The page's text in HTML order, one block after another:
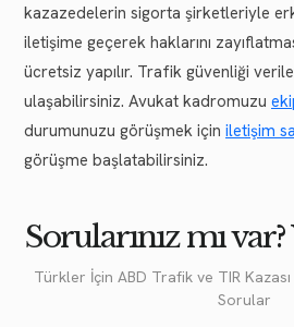
kazazedelerin sigorta şirketleriyle
iletişime geçerek haklarını
ücretsiz yapılır. Trafik güvenliği
ulaşabilirsiniz. Avukat kadromuzu
durumunuzu görüşmek için iletişim
görüşme başlatabilirsiniz.
Sorularınız mı
Türkler İçin ABD Trafik ve TIR Kazası
Sorular